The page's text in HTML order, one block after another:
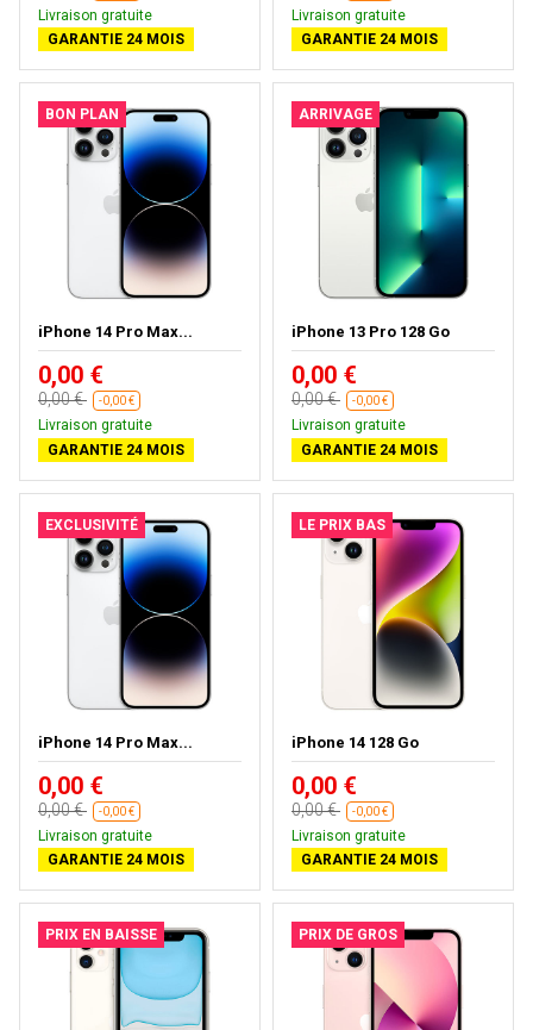
Livraison gratuite
GARANTIE 24 MOIS
Livraison gratuite
GARANTIE 24 MOIS
BON PLAN
iPhone 14 Pro Max...
0,00 €
0,00 € -0,00 €
Livraison gratuite
GARANTIE 24 MOIS
ARRIVAGE
iPhone 13 Pro 128 Go
0,00 €
0,00 € -0,00 €
Livraison gratuite
GARANTIE 24 MOIS
EXCLUSIVITÉ
iPhone 14 Pro Max...
0,00 €
0,00 € -0,00 €
Livraison gratuite
GARANTIE 24 MOIS
LE PRIX BAS
iPhone 14 128 Go
0,00 €
0,00 € -0,00 €
Livraison gratuite
GARANTIE 24 MOIS
PRIX EN BAISSE PRIX DE GROS